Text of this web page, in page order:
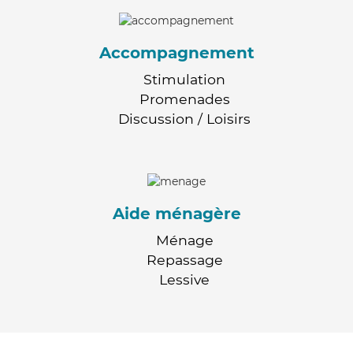
Accompagnement
Stimulation
Promenades
Discussion / Loisirs
Aide ménagère
Ménage
Repassage
Lessive